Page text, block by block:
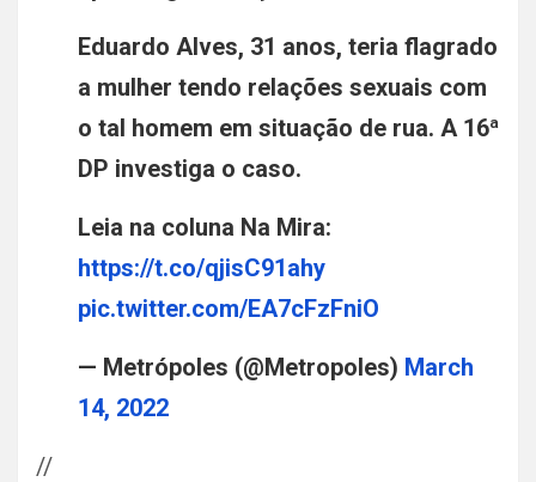
Eduardo Alves, 31 anos, teria flagrado
a mulher tendo relações sexuais com
o tal homem em situação de rua. A 16ª
DP investiga o caso.
Leia na coluna Na Mira:
https://t.co/qjisC91ahy
pic.twitter.com/EA7cFzFniO
— Metrópoles (@Metropoles) March
14, 2022
//